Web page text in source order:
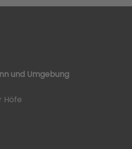
und Umgebung
Höfe